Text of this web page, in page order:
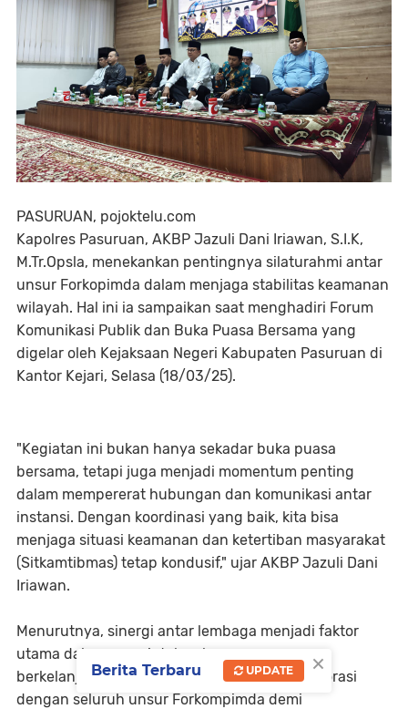
PASURUAN, pojoktelu.com
Kapolres Pasuruan, AKBP Jazuli Dani Iriawan, S.I.K,
M.Tr.Opsla, menekankan pentingnya silaturahmi antar
unsur Forkopimda dalam menjaga stabilitas keamanan
wilayah. Hal ini ia sampaikan saat menghadiri Forum
Komunikasi Publik dan Buka Puasa Bersama yang
digelar oleh Kejaksaan Negeri Kabupaten Pasuruan di
Kantor Kejari, Selasa (18/03/25).
"Kegiatan ini bukan hanya sekadar buka puasa
bersama, tetapi juga menjadi momentum penting
dalam mempererat hubungan dan komunikasi antar
instansi. Dengan koordinasi yang baik, kita bisa
menjaga situasi keamanan dan ketertiban masyarakat
(Sitkamtibmas) tetap kondusif," ujar AKBP Jazuli Dani
Iriawan.
Menurutnya, sinergi antar lembaga menjadi faktor
utama dalam menciptakan keamanan yang
berkelanjutan. Polres Pasuruan siap berkolaborasi
dengan seluruh unsur Forkompimda demi
×
Berita Terbaru UPDATE